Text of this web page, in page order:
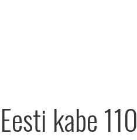
Eesti kabe 110